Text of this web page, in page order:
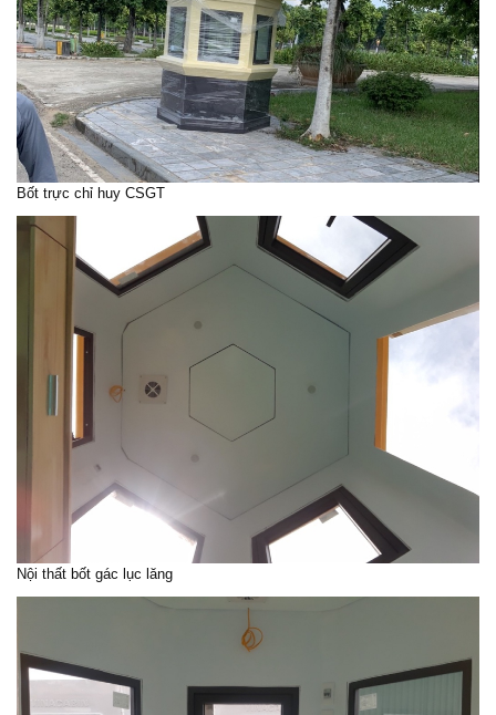
Bốt trực chỉ huy CSGT
Nội thất bốt gác lục lăng